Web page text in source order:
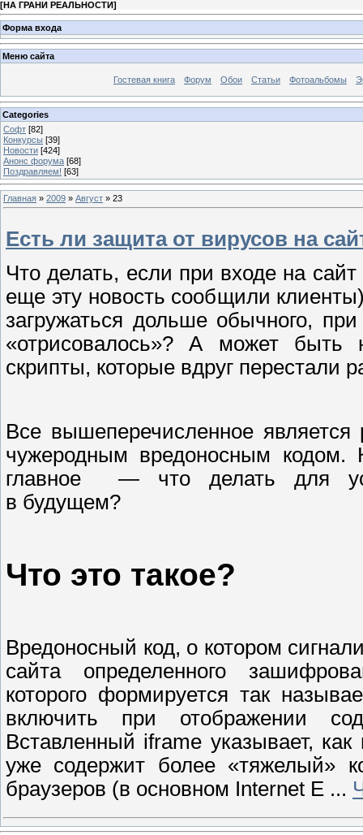
[НА ГРАНИ РЕАЛЬНОСТИ]
Форма входа
Меню сайта
Гостевая книга Форум Обои Статьи Фотоальбомы
Categories
Софт [82]
Конкурсы [39]
Новости [424]
Анонс форума [68]
Поздравляем! [63]
Главная » 2009 » Август » 23
Есть ли защита от вирусов на
Что делать, если при входе на
еще эту новость сообщили
загружаться дольше обычного,
«отрисовалось»? А может быть
скрипты, которые вдруг перестали
Все вышеперечисленное
чужеродным вредоносным кодом.
главное — что делать для
в будущем?
Что это такое?
Вредоносный код, о котором
сайта определенного
которого формируется так
включить при отображении
Вставленный iframe указывает,
уже содержит более «тяжелый»
браузеров (в основном Internet E ...